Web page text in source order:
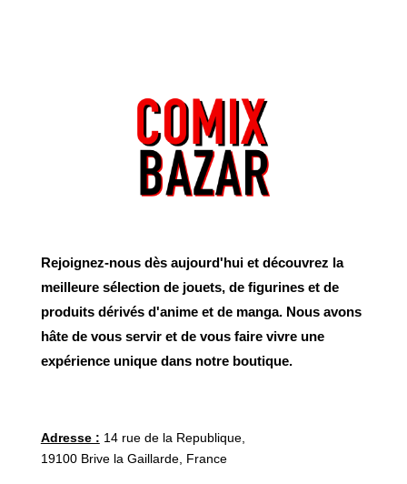
Rejoignez-nous dès aujourd'hui et découvrez la
meilleure sélection de jouets, de figurines et de
produits dérivés d'anime et de manga. Nous avons
hâte de vous servir et de vous faire vivre une
expérience unique dans notre boutique.
Adresse : 14 rue de la Republique,
19100 Brive la Gaillarde, France